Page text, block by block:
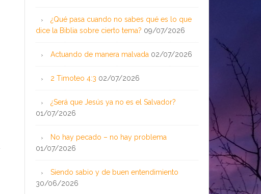
¿Qué pasa cuando no sabes qué es lo que
dice la Biblia sobre cierto tema? 09/07/2026
Actuando de manera malvada 02/07/2026
2 Timoteo 4:3 02/07/2026
¿Será que Jesús ya no es el Salvador?
01/07/2026
No hay pecado – no hay problema
01/07/2026
Siendo sabio y de buen entendimiento
30/06/2026